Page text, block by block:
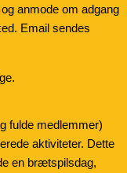
anmode om adgang
Email sendes
fulde medlemmer)
aktiviteter. Dette
en brætspilsdag,